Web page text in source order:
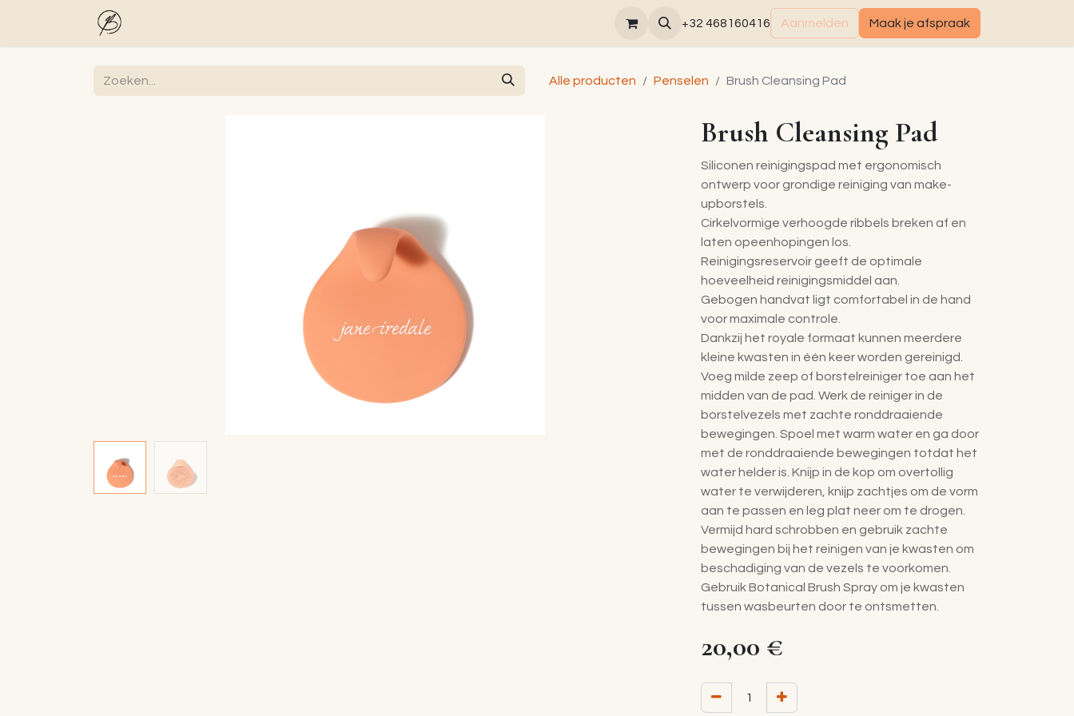
Laserontharing +32 468160416 Aanmelden Maak je afspraak
Alle producten Penselen Brush Cleansing Pad
Brush Cleansing Pad
Siliconen reinigingspad met ergonomisch
ontwerp voor grondige reiniging van make-
upborstels.
Cirkelvormige verhoogde ribbels breken af en
laten opeenhopingen los.
Reinigingsreservoir geeft de optimale
hoeveelheid reinigingsmiddel aan.
Gebogen handvat ligt comfortabel in de hand
voor maximale controle.
Dankzij het royale formaat kunnen meerdere
kleine kwasten in één keer worden gereinigd.
Voeg milde zeep of borstelreiniger toe aan het
midden van de pad. Werk de reiniger in de
borstelvezels met zachte ronddraaiende
bewegingen. Spoel met warm water en ga door
met de ronddraaiende bewegingen totdat het
water helder is. Knijp in de kop om overtollig
water te verwijderen, knijp zachtjes om de vorm
aan te passen en leg plat neer om te drogen.
Vermijd hard schrobben en gebruik zachte
bewegingen bij het reinigen van je kwasten om
beschadiging van de vezels te voorkomen.
Gebruik Botanical Brush Spray om je kwasten
tussen wasbeurten door te ontsmetten.
20,00 €